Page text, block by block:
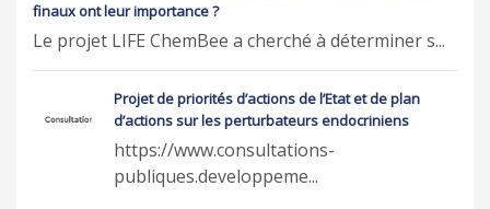
finaux ont leur importance ?
Le projet LIFE ChemBee a cherché à déterminer s...
Projet de priorités d’actions de l’Etat et de plan
d’actions sur les perturbateurs endocriniens
https://www.consultations-
publiques.developpeme...